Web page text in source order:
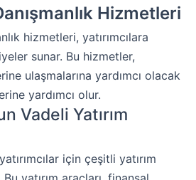
Hizmetleri
hizmetleri, yatırımcılara
sunar. Bu hizmetler,
ulaşmalarına yardımcı olacak
yardımcı olur.
Vadeli Yatırım
için çeşitli yatırım